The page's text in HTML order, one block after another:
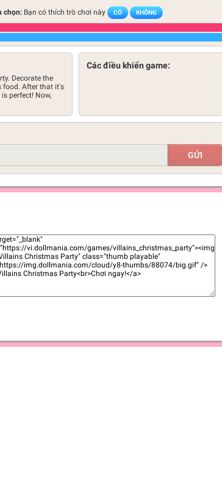
chọn:Bạn có thích trò chơi này CÓ KHÔNG
Decorate the
food. After that it's
perfect! Now,
Các điều khiển game: